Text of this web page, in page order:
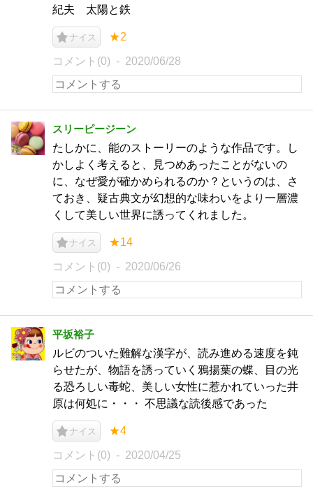
紀夫 太陽と鉄
ナイス ★2
コメント(0) 2020/06/28
スリーピージーン
たしかに、能のストーリーのような作品です。し
かしよく考えると、見つめあったことがないの
に、なぜ愛が確かめられるのか？というのは、さ
ておき、疑古典文が幻想的な味わいをより一層濃
くして美しい世界に誘ってくれました。
ナイス ★14
コメント(0) 2020/06/26
平坂裕子
ルビのついた難解な漢字が、読み進める速度を鈍
らせたが、物語を誘っていく鴉揚葉の蝶、目の光
る恐ろしい毒蛇、美しい女性に惹かれていった井
原は何処に・・・ 不思議な読後感であった
ナイス ★4
コメント(0) 2020/04/25